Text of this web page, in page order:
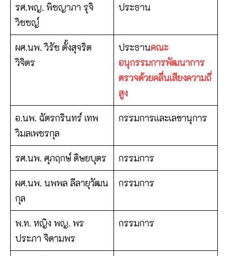
รศ.พญ. พิชญาภา รุจิ
วิชชญ์
ประธาน
ผศ.นพ. วิรัช ตั้งสุจริต
วิจิตร
ประธานคณะ
อนุกรรมการพัฒนาการ
ตรวจด้วยคลื่นเสียงความถี่
สูง
อ.นพ. ฉัตรกรินทร์ เทพ
วิมลเพชรกุล
กรรมการและเลขานุการ
รศ.นพ. ศุภฤกษ์ ดิษยบุตร กรรมการ
ผศ.นพ. นพพล ลีลายุวัฒน
กุล
กรรมการ
พ.ท. หญิง พญ. พร
ประภา จิดามพร
กรรมการ